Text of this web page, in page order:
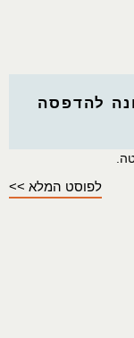
להדפסה
לפוסט המלא >>